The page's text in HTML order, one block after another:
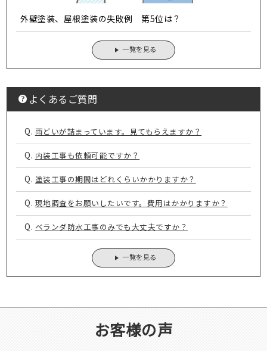
外壁塗装、屋根塗装の失敗例 第5位は？
一覧を見る
よくあるご質問
Q. 雨どいが詰まっています。見てもらえますか？
Q. 内装工事も依頼可能ですか？
Q. 塗装工事の期間はどれくらいかかりますか？
Q. 現地調査をお願いしたいです。費用はかかりますか？
Q. ベランダ防水工事のみでも大丈夫ですか？
一覧を見る
お客様の声